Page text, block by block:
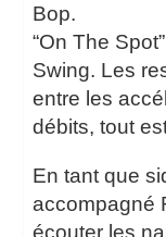
Bop.
“On The
Swing. Les
entre les
débits, tout
En tant que
accompagné
écouter les